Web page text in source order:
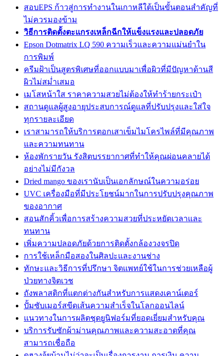
สอบEPS ก้าวสู่การทำงานในเกาหลีใต้เป็นขั้นตอนสำคัญที่
ไม่ควรมองข้าม
วิธีการติดตั้งตะแกรงเหล็กฉีกให้แข็งแรงและปลอดภัย
Epson Dotmatrix LQ 590 ความเร็วและความแม่นยำใน
การพิมพ์
ครีมฝ้าเป็นสูตรพิเศษที่ออกแบบมาเพื่อผิวที่มีปัญหาด้านสี
ผิวไม่สม่ำเสมอ
เมโสหน้าใส ราคาความสวยไม่ต้องให้ทำร้ายกระเป๋า
สถานดูแลผู้สูงอายุประสบการณ์ดูแลที่ปรับปรุงและใส่ใจ
ทุกรายละเอียด
เราสามารถให้บริการตอกเสาเข็มไมโครไพล์ที่มีคุณภาพ
และความทนทาน
ห้องพักรายวัน รังสิตบรรยากาศที่ทำให้คุณผ่อนคลายได้
อย่างไม่มีกังวล
Dried mango ของเรานับเป็นเอกลักษณ์ในความอร่อย
UVC เครื่องมือที่มีประโยชน์มากในการปรับปรุงคุณภาพ
ของอากาศ
สอนสักคิ้วเพื่อการสร้างความสวยที่ประหยัดเวลาและ
ทนทาน
เพิ่มความปลอดภัยด้วยการติดตั้งกล้องวงจรปิด
การใช้เหล็กมือสองในศิลปะและงานช่าง
ทักษะและวิธีการที่ปรึกษา จิตแพทย์ใช้ในการช่วยเหลือผู้
ป่วยทางจิตเวช
ถังพลาสติกที่แตกต่างกันสำหรับการแสดงเคาน์เตอร์
ปั้มซับเมอร์สขีดเส้นความสำเร็จในโลกออนไลน์
แนวทางในการผลิตชุดยูนิฟอร์มที่ยอดเยี่ยมสำหรับคุณ
บริการรับซักผ้าม่านคุณภาพและความสะอาดที่คุณ
สามารถเชื่อถือ